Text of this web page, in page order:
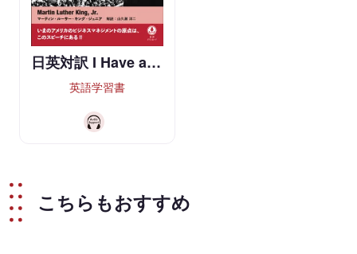
日英対訳 I Have a…
英語学習書
こちらもおすすめ